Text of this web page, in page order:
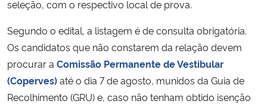
Ministério do Meio Ambiente
Ministério do Desenvolvimento Regional
seleção, com o respectivo local de prova.
Segundo o edital, a listagem é de consulta obrigatória.
Os candidatos que não constarem da relação devem
procurar a Comissão Permanente de Vestibular
(Coperves)até o dia 7 de agosto, munidos da Guia de
Recolhimento (GRU) e, caso não tenham obtido isenção